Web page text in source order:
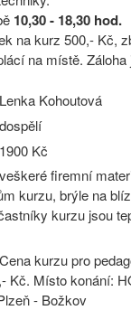
10,30 - 18,30 hod.
na kurz 500,- Kč,
na místě. Záloha
Lenka Kohoutová
dospělí
1900 Kč
veškeré firemní
kurzu, brýle na
kurzu jsou
Cena kurzu pro
Kč. Místo konání:
- Božkov